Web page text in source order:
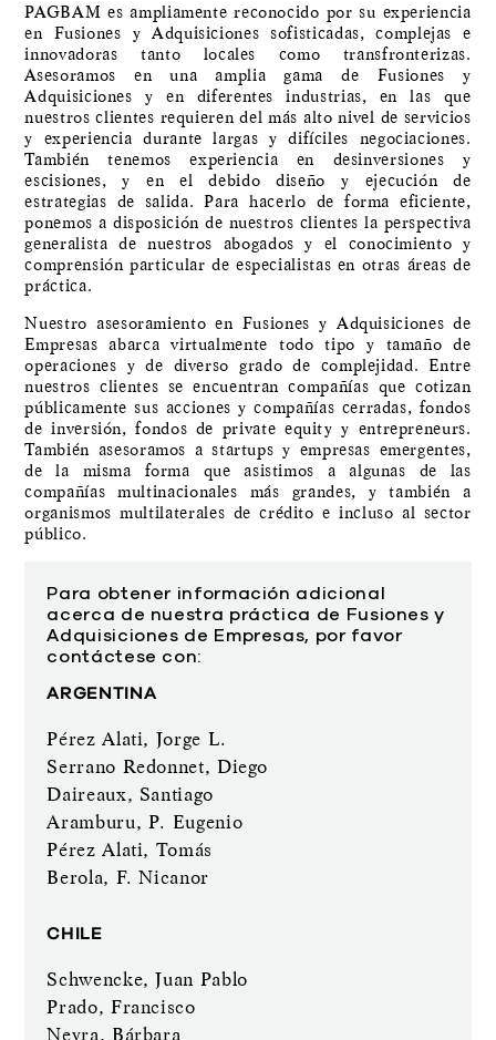
PAGBAM es ampliamente reconocido por su experiencia
en Fusiones y Adquisiciones sofisticadas, complejas e
innovadoras tanto locales como transfronterizas.
Asesoramos en una amplia gama de Fusiones y
Adquisiciones y en diferentes industrias, en las que
nuestros clientes requieren del más alto nivel de servicios
y experiencia durante largas y difíciles negociaciones.
También tenemos experiencia en desinversiones y
escisiones, y en el debido diseño y ejecución de
estrategias de salida. Para hacerlo de forma eficiente,
ponemos a disposición de nuestros clientes la perspectiva
generalista de nuestros abogados y el conocimiento y
comprensión particular de especialistas en otras áreas de
práctica.
Nuestro asesoramiento en Fusiones y Adquisiciones de
Empresas abarca virtualmente todo tipo y tamaño de
operaciones y de diverso grado de complejidad. Entre
nuestros clientes se encuentran compañías que cotizan
públicamente sus acciones y compañías cerradas, fondos
de inversión, fondos de private equity y entrepreneurs.
También asesoramos a startups y empresas emergentes,
de la misma forma que asistimos a algunas de las
compañías multinacionales más grandes, y también a
organismos multilaterales de crédito e incluso al sector
público.
Para obtener información adicional
acerca de nuestra práctica de Fusiones y
Adquisiciones de Empresas, por favor
contáctese con:
ARGENTINA
Pérez Alati, Jorge L.
Serrano Redonnet, Diego
Daireaux, Santiago
Aramburu, P. Eugenio
Pérez Alati, Tomás
Berola, F. Nicanor
CHILE
Schwencke, Juan Pablo
Prado, Francisco
Neyra, Bárbara